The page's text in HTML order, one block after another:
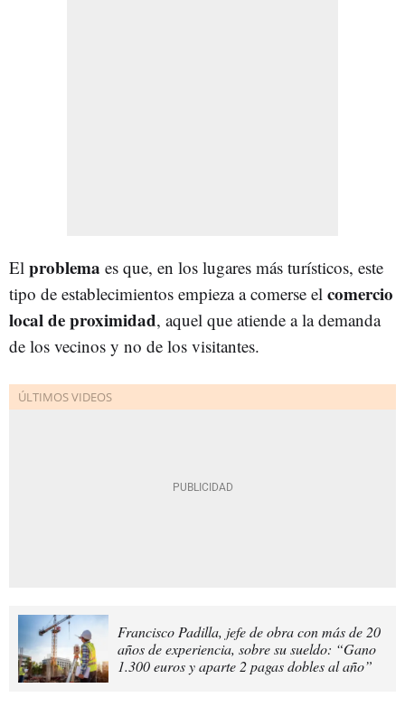
El problema es que, en los lugares más turísticos, este
tipo de establecimientos empieza a comerse el comercio
local de proximidad, aquel que atiende a la demanda
de los vecinos y no de los visitantes.
Francisco Padilla, jefe de obra con más de 20
años de experiencia, sobre su sueldo: “Gano
1.300 euros y aparte 2 pagas dobles al año”